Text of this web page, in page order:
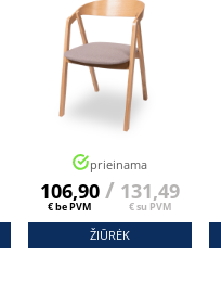
prieinama
106,90
€ be PVM
/ 131,49
€ su PVM
ŽIŪRĖK